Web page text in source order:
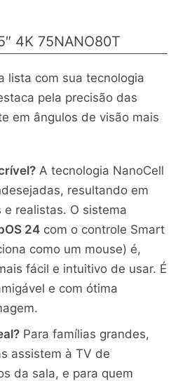
4K 75NANO80T
lista com sua tecnologia
pela precisão das
em ângulos de visão mais
A tecnologia NanoCell
resultando em
e realistas. O sistema
24com o controle Smart
como um mouse) é,
fácil e intuitivo de usar. É
e com ótima
Para famílias grandes,
assistem à TV de
da sala, e para quem